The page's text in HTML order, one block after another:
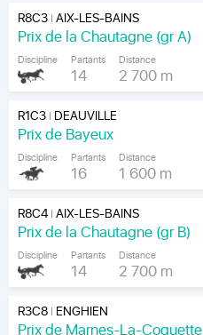
R8C3|AIX-LES-BAINS
Prix de la Chautagne (gr A)
Discipline Partants
14
Distance
2 700 m
R1C3| DEAUVILLE
Prix de Bayeux
Discipline Partants
16
Distance
1 600 m
R8C4|AIX-LES-BAINS
Prix de la Chautagne (gr B)
Discipline Partants
14
Distance
2 700 m
R3C8| ENGHIEN
Prix de Marnes-La-Coquette